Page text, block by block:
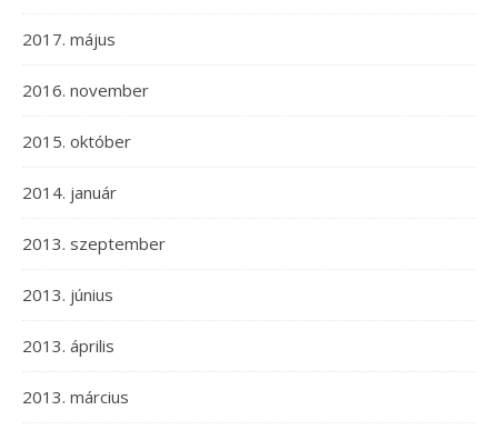
2017. május
2016. november
2015. október
2014. január
2013. szeptember
2013. június
2013. április
2013. március